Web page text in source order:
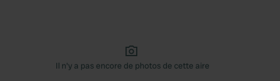
Il n'y a pas encore de photos de cette aire